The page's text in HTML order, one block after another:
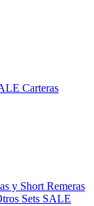
Carteras
y Short Remeras
Sets SALE